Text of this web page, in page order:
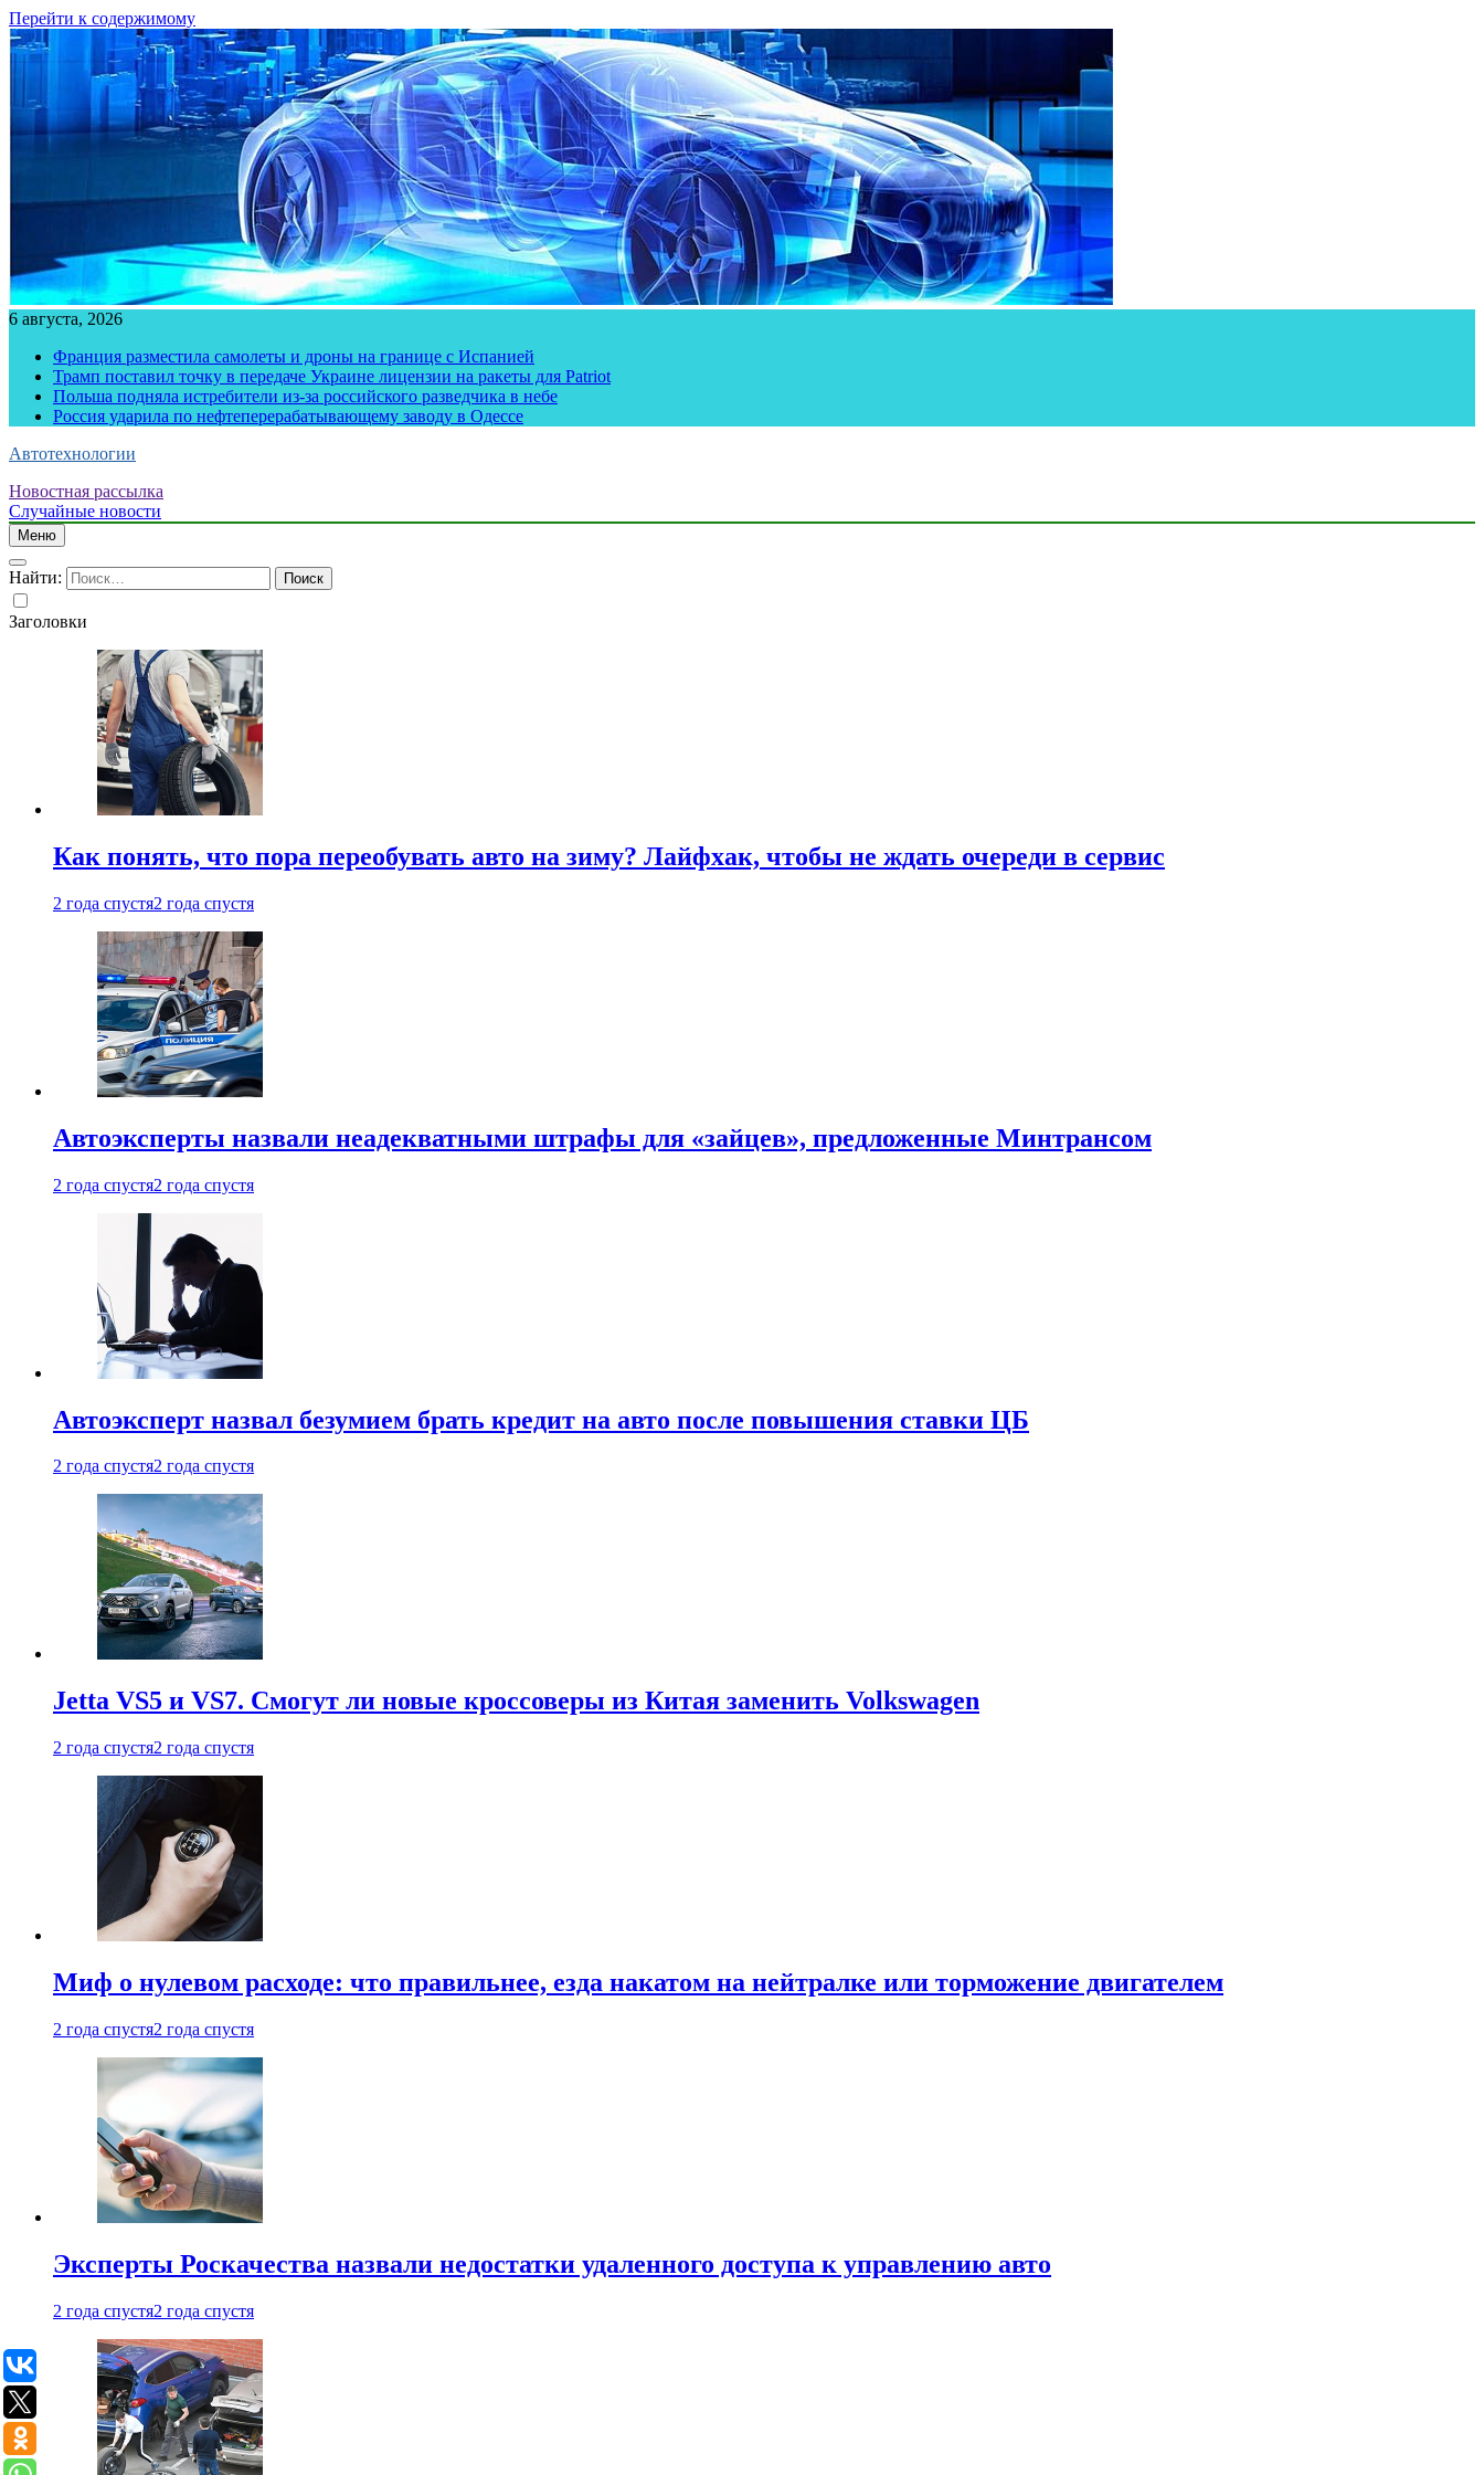
Перейти к содержимому
6 августа, 2026
Франция разместила самолеты и дроны на границе с Испанией
Трамп поставил точку в передаче Украине лицензии на ракеты для Patriot
Польша подняла истребители из-за российского разведчика в небе
Россия ударила по нефтеперерабатывающему заводу в Одессе
Автотехнологии
Новостная рассылка
Случайные новости
Меню
Найти:
Заголовки
Как понять, что пора переобувать авто на зиму? Лайфхак, чтобы не ждать очереди в сервис
2 года спустя2 года спустя
Автоэксперты назвали неадекватными штрафы для «зайцев», предложенные Минтрансом
2 года спустя2 года спустя
Автоэксперт назвал безумием брать кредит на авто после повышения ставки ЦБ
2 года спустя2 года спустя
Jetta VS5 и VS7. Смогут ли новые кроссоверы из Китая заменить Volkswagen
2 года спустя2 года спустя
Миф о нулевом расходе: что правильнее, езда накатом на нейтралке или торможение двигателем
2 года спустя2 года спустя
Эксперты Роскачества назвали недостатки удаленного доступа к управлению авто
2 года спустя2 года спустя